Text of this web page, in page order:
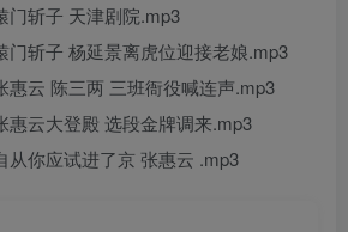
门斩子 天津剧院.mp3
门斩子 杨延景离虎位迎接老娘.mp3
惠云 陈三两 三班衙役喊连声.mp3
惠云大登殿 选段金牌调来.mp3
从你应试进了京 张惠云 .mp3